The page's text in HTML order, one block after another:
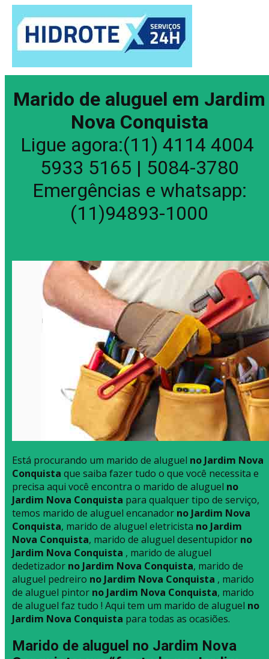
Marido de aluguel em Jardim
Nova Conquista
Ligue agora:(11) 4114 4004
5933 5165 | 5084-3780
Emergências e whatsapp:
(11)94893-1000
Está procurando um marido de aluguel no Jardim Nova
Conquista que saiba fazer tudo o que você necessita e
precisa aqui você encontra o marido de aluguel no
Jardim Nova Conquista para qualquer tipo de serviço,
temos marido de aluguel encanador no Jardim Nova
Conquista, marido de aluguel eletricista no Jardim
Nova Conquista, marido de aluguel desentupidor no
Jardim Nova Conquista , marido de aluguel
dedetizador no Jardim Nova Conquista, marido de
aluguel pedreiro no Jardim Nova Conquista , marido
de aluguel pintor no Jardim Nova Conquista, marido
de aluguel faz tudo ! Aqui tem um marido de aluguel no
Jardim Nova Conquista para todas as ocasiões.
Marido de aluguel no Jardim Nova